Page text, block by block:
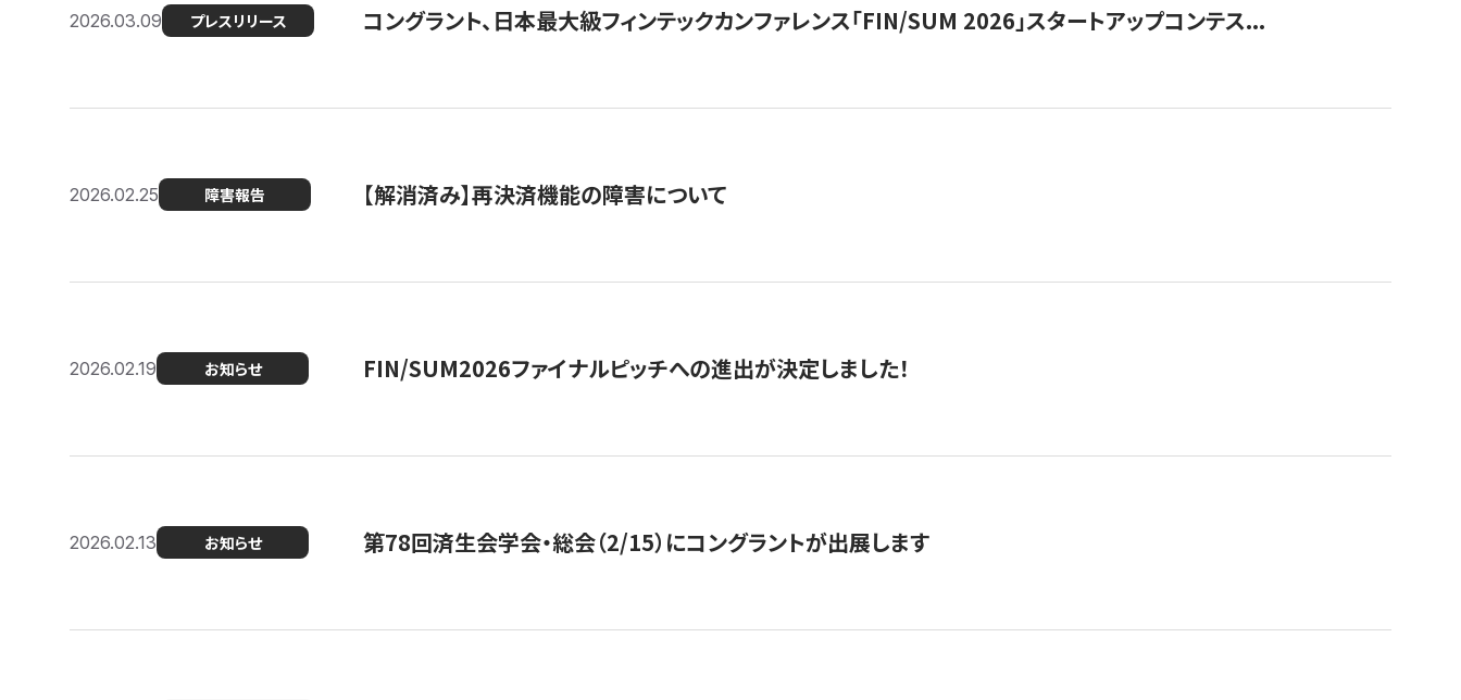
2026.03.09 プレスリリース コングラント、日本最大級フィンテックカンファレンス「FIN/SUM 2026」スタートアップコンテス...
2026.02.25 障害報告 【解消済み】再決済機能の障害について
2026.02.19 お知らせ FIN/SUM2026ファイナルピッチへの進出が決定しました！
2026.02.13 お知らせ 第78回済生会学会・総会（2/15）にコングラントが出展します